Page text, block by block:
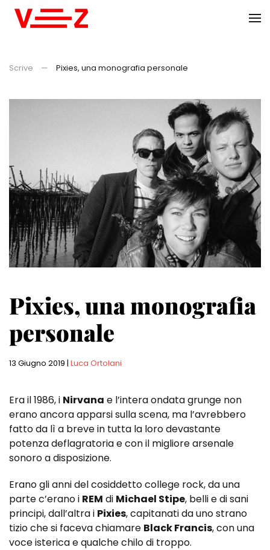
Scrive Pixies, una monografia personale
Pixies, una monografia
personale
13 Giugno 2019 | Luca Ortolani
Era il 1986, i Nirvana e l’intera ondata grunge non
erano ancora apparsi sulla scena, ma l’avrebbero
fatto da lì a breve in tutta la loro devastante
potenza deflagratoria e con il migliore arsenale
sonoro a disposizione.
Erano gli anni del cosiddetto college rock, da una
parte c’erano i REM di Michael Stipe, belli e di sani
principi, dall’altra i Pixies, capitanati da uno strano
tizio che si faceva chiamare Black Francis, con una
voce isterica e qualche chilo di troppo.